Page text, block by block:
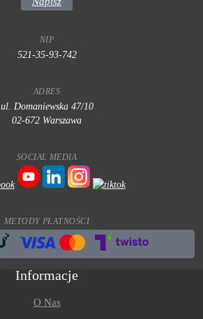
NIP
521-35-93-742
ADRES
ul. Domaniewska 47/10
02-672 Warszawa
SOCIAL MEDIA
METODY PŁATNOŚCI
Informacje
O Nas